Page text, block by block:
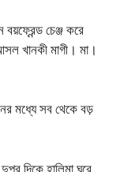
চেঞ্জ করে
খানকী মাগী। মা।
মধ্যে সব থেকে বড়
দিকে হালিমা ঘরে